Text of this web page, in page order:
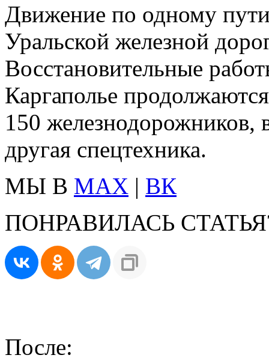
Движение по одному
Уральской железной
Восстановительные
Каргаполье
150 железнодорожников,
другая спецтехника.
МЫ В MAX | ВК
ПОНРАВИЛАСЬ
После: